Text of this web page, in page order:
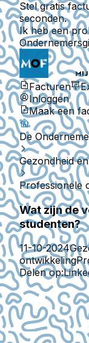
Stel gratis
seconden.
Ik heb een
Facturen
Inloggen
Maak een
De
Gezondheid
Professionele
Wat zijn de
studenten?
11-10-2024
ontwikkeling
Delen op: